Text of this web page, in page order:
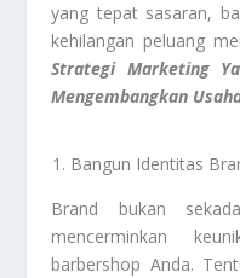
yang tepat sasaran,
kehilangan peluang
Strategi Marketing
Mengembangkan
Bangun Identitas
Brand bukan
mencerminkan
barbershop Anda.